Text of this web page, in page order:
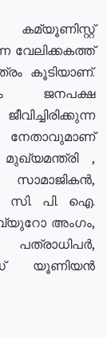
കമ്യൂണിസ്റ്റ്
വേലിക്കകത്ത്
കൂടിയാണ്.
ജനപക്ഷ
നേതാവുമാണ്
,
സി. പി. ഐ.
ബ്യുറോ അംഗം,
പത്രാധിപർ,
യൂണിയൻ